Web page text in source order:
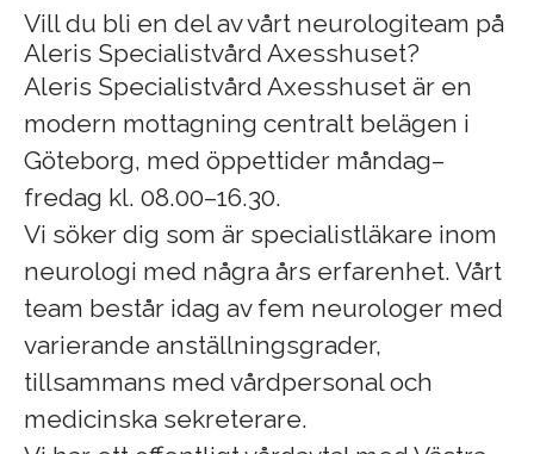
Vill du bli en del av vårt neurologiteam på
Aleris Specialistvård Axesshuset?
Aleris Specialistvård Axesshuset är en
modern mottagning centralt belägen i
Göteborg, med öppettider måndag–
fredag kl. 08.00–16.30.
Vi söker dig som är specialistläkare inom
neurologi med några års erfarenhet. Vårt
team består idag av fem neurologer med
varierande anställningsgrader,
tillsammans med vårdpersonal och
medicinska sekreterare.